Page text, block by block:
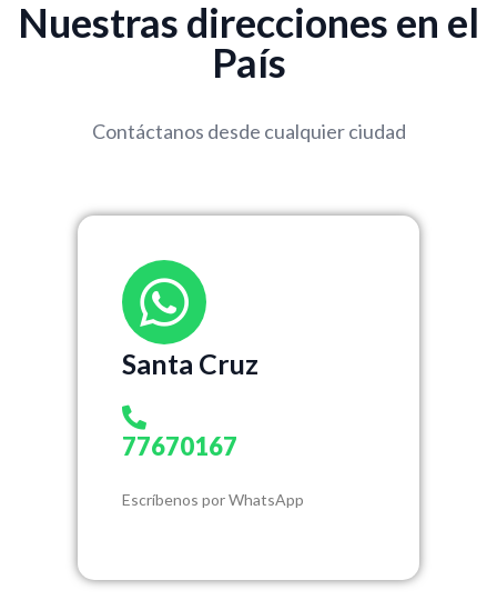
Nuestras direcciones en el
País
Contáctanos desde cualquier ciudad
Santa Cruz
77670167
Escríbenos por WhatsApp